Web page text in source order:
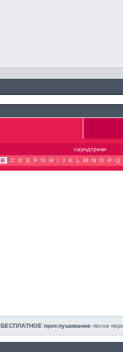
саундтреки
B C D E F G H I J K L M N O P Q
БЕСПЛАТНОЕ прослушивание песни